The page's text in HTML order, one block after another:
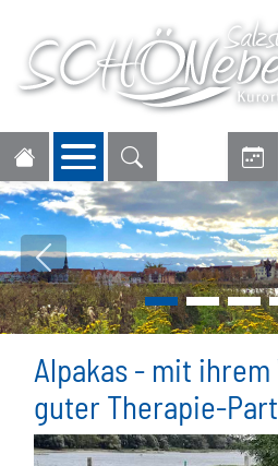
Navigation öffnen
Vorheriges Bild
Alpakas - mit ihrem
guter Therapie-